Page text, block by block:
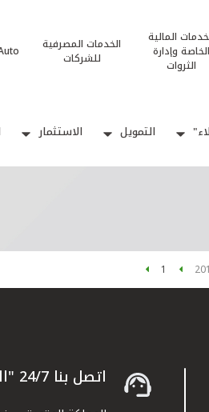
المالية
الخاصة وإدارة
الثروات
الخدمات المصرفية
للشركات
التمويل الاستثمار
1
اتصل بنا 24/7 "الخدمة الهاتفية" 1803333